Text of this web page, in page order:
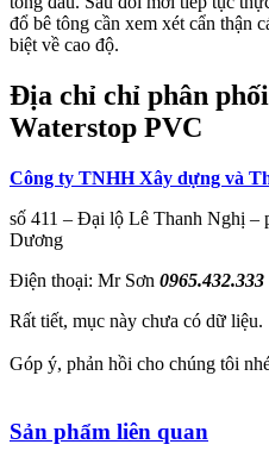
đổ bê tông cần xem xét cẩn thận
biệt về cao độ.
Địa chỉ chỉ phân
Waterstop PVC
Công ty TNHH Xây dựng và
số 411 – Đại lộ Lê Thanh Nghị –
Dương
Điện thoại: Mr Sơn 0965.432.333
Rất tiết, mục này chưa có dữ liệu.
Góp ý, phản hồi cho chúng tôi
Sản phẩm liên quan